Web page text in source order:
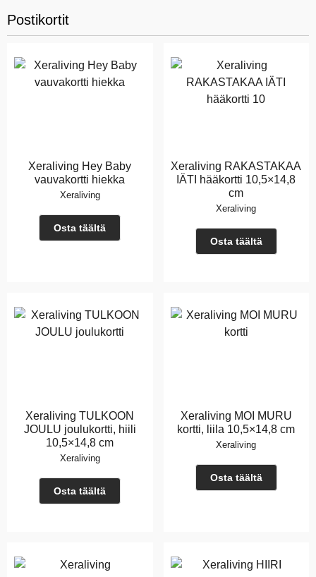
Postikortit
Xeraliving Hey Baby
vauvakortti hiekka
Xeraliving
Osta täältä
Xeraliving RAKASTAKAA
IÄTI hääkortti 10,5×14,8
cm
Xeraliving
Osta täältä
Xeraliving TULKOON
JOULU joulukortti, hiili
10,5×14,8 cm
Xeraliving
Osta täältä
Xeraliving MOI MURU
kortti, liila 10,5×14,8 cm
Xeraliving
Osta täältä